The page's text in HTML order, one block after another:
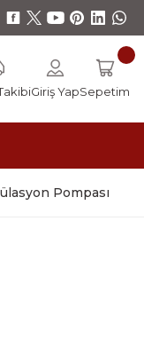
Giriş YapSepetim
Pompası